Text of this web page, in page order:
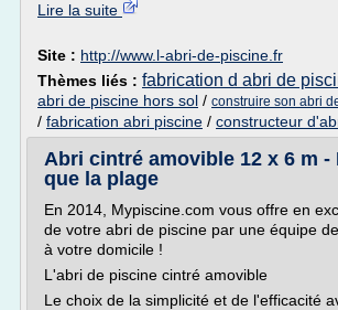
Lire la suite
Site : http://www.l-abri-de-piscine.fr
Thèmes liés : fabrication d abri de
abri de piscine hors sol / construire son abri
/ fabrication abri piscine / constructeur
Abri cintré amovible 12 x 6 m -
que la plage
En 2014, Mypiscine.com vous offre en
de votre abri de piscine par une équipe
à votre domicile !
L'abri de piscine cintré amovible
Le choix de la simplicité et de l'efficacité